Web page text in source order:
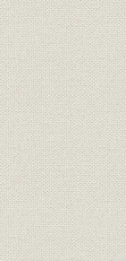
造権契約
シュケルト社と提携の動